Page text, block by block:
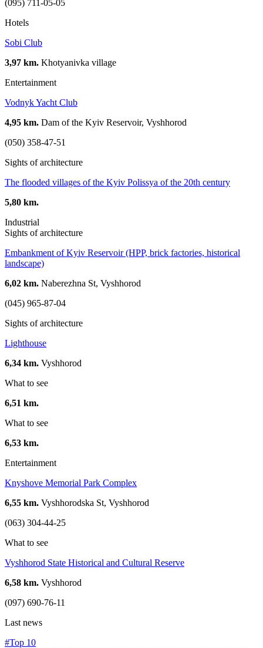
(095) 711-05-05
Hotels
Sobi Club
3,97 km. Khotyanivka village
Entertainment
Vodnyk Yacht Club
4,95 km. Dam of the Kyiv Reservoir, Vyshhorod
(050) 358-47-51
Sights of architecture
The flooded villages of the Kyiv Polissya of the 20th century
5,80 km.
Industrial
Sights of architecture
Embankment of Kyiv Reservoir (HPP, brick factories, historical
landscape)
6,02 km. Naberezhna St, Vyshhorod
(045) 965-87-04
Sights of architecture
Lighthouse
6,34 km. Vyshhorod
What to see
6,51 km.
What to see
6,53 km.
Entertainment
Knyshove Memorial Park Complex
6,55 km. Vyshhorodska St, Vyshhorod
(063) 304-44-25
What to see
Vyshhorod State Historical and Cultural Reserve
6,58 km. Vyshhorod
(097) 690-76-11
Last news
#Top 10